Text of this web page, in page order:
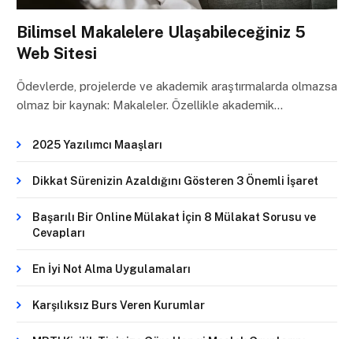
Bilimsel Makalelere Ulaşabileceğiniz 5
Web Sitesi
Ödevlerde, projelerde ve akademik araştırmalarda olmazsa
olmaz bir kaynak: Makaleler. Özellikle akademik…
2025 Yazılımcı Maaşları
Dikkat Sürenizin Azaldığını Gösteren 3 Önemli İşaret
Başarılı Bir Online Mülakat İçin 8 Mülakat Sorusu ve
Cevapları
En İyi Not Alma Uygulamaları
Karşılıksız Burs Veren Kurumlar